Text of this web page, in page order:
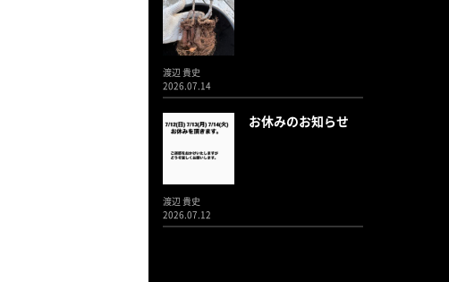
渡辺 貴史
2026.07.14
お休みのお知らせ
渡辺 貴史
2026.07.12